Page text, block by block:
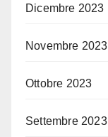
Dicembre 2023
Novembre 2023
Ottobre 2023
Settembre 2023